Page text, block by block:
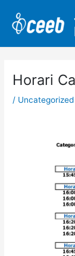
contingut
Horari
/ Uncategorized